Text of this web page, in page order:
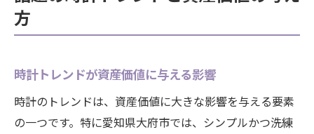
方
時計トレンドが資産価値に与える影響
時計のトレンドは、資産価値に大きな影響を与える要素
の一つです。特に愛知県大府市では、シンプルかつ洗練